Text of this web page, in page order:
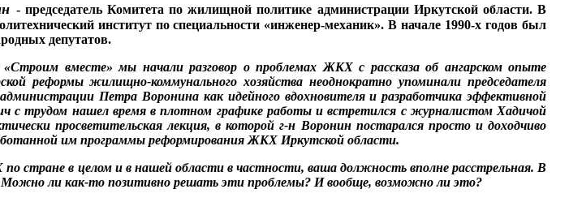
- председатель Комитета по жилищнойполитике администрации Иркутской области. В
институт по специальности «инженер-механик». В на­чале 1990-х годов был
депута­тов.
вместе» мы начали разговор о проблемах ЖКХ с расска­за об ангарском опыте
ской реформы жилищно-коммунального хозяйстванеоднократно упоминалипредседателя
ции Петра Воронина как идейного вдохновителя иразработчика эффектив­ной
с трудом нашел время в плотном графике работы и встретился с журналистом Хадичой
ки просветительская лек­ция, в которойг-н Воро­нинпостарался просто идоходчиво
им программы реформиро­вания ЖКХ Иркутской об­ласти.
стране в целом и внашей области в частности, ваша долж­ность вполне расстрельная. В
ли как-то позитивно решать эти проблемы? И вообще, возможно ли это?